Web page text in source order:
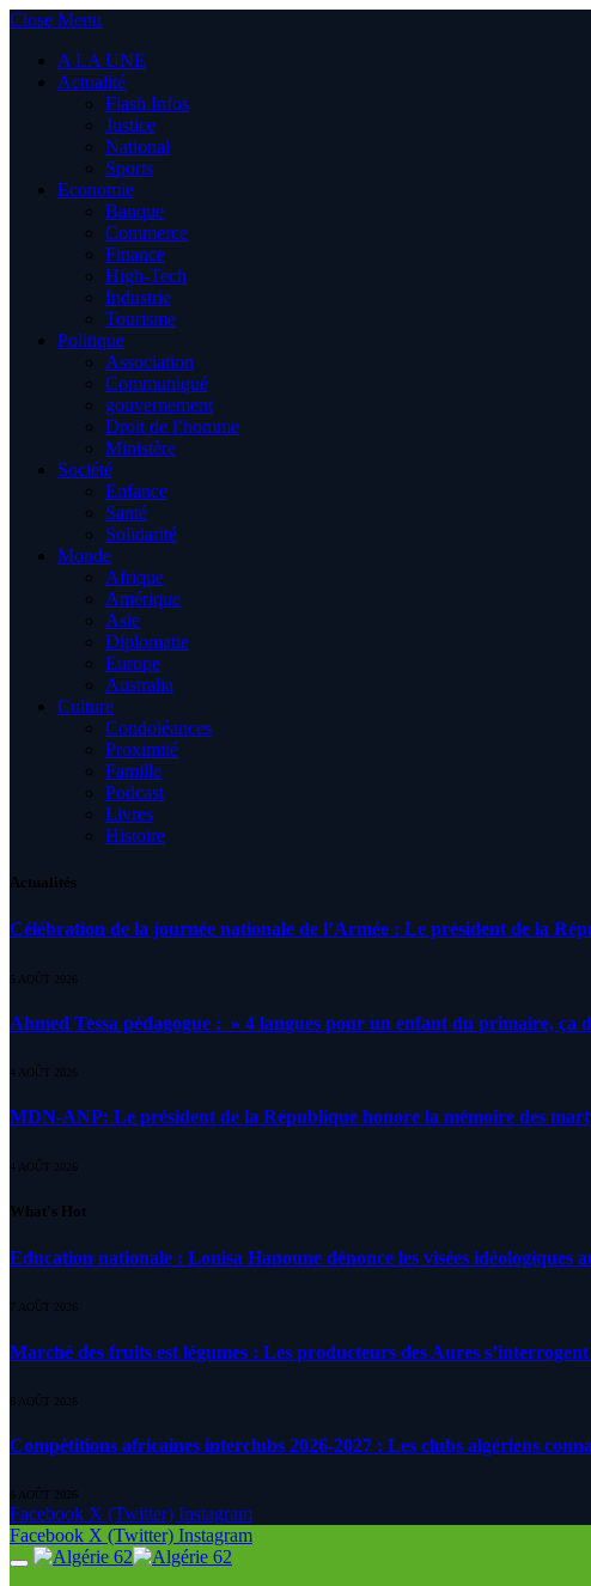
Close Menu
A LA UNE
Actualité
Flash Infos
Justice
National
Sports
Economie
Banque
Commerce
Finance
High-Tech
Industrie
Tourisme
Politique
Association
Communiqué
gouvernement
Droit de l’homme
Ministère
Société
Enfance
Santé
Solidarité
Monde
Afrique
Amérique
Asie
Diplomatie
Europe
Australia
Culture
Condoléances
Proximité
Famille
Podcast
Livres
Histoire
Actualités
Célébration de la journée nationale de l’Armée : Le président de la
5 AOÛT 2026
Ahmed Tessa pédagogue : » 4 langues pour un enfant du primaire, ça
4 AOÛT 2026
MDN-ANP: Le président de la République honore la mémoire des
4 AOÛT 2026
What's Hot
Education nationale : Louisa Hanoune dénonce les visées idéologiques
7 AOÛT 2026
Marché des fruits est légumes : Les producteurs des Aures
6 AOÛT 2026
Compétitions africaines interclubs 2026-2027 : Les clubs algériens
6 AOÛT 2026
Facebook X (Twitter) Instagram
Facebook X (Twitter) Instagram